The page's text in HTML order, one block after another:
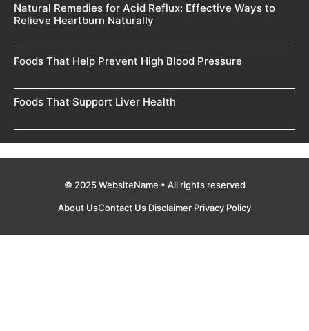
Natural Remedies for Acid Reflux: Effective Ways to
Relieve Heartburn Naturally
Foods That Help Prevent High Blood Pressure
Foods That Support Liver Health
© 2025 WebsiteName • All rights reserved
About UsContact Us Disclaimer Privacy Policy